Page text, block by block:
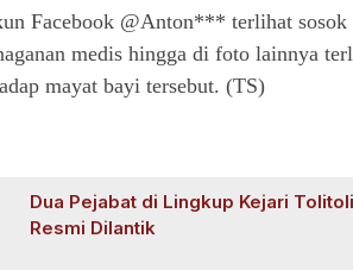
Facebook @Anton*** terlihat sosok
medis hingga di foto lainnya
mayat bayi tersebut. (TS)
Dua Pejabat di Lingkup Kejari Tolitoli
Resmi Dilantik